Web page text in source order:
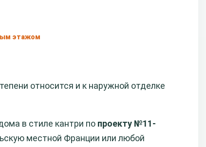
этажом
относится и к наружной отделке
в стиле кантри по проекту №11-
местной Франции или любой